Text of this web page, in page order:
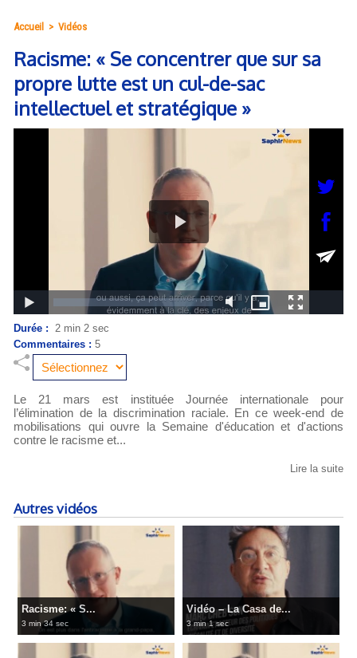
Accueil > Vidéos
Racisme: « Se concentrer que sur sa
propre lutte est un cul-de-sac
intellectuel et stratégique »
Durée : 2 min 2 sec
Commentaires : 5
Le 21 mars est instituée Journée internationale pour
l’élimination de la discrimination raciale. En ce week-end de
mobilisations qui ouvre la Semaine d'éducation et d'actions
contre le racisme et...
Lire la suite
Autres vidéos
Racisme: « S...
3 min 34 sec
Vidéo – La Casa de...
3 min 1 sec